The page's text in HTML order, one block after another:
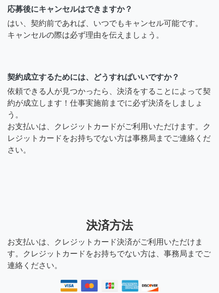
応募後にキャンセルはできますか？
はい、契約前であれば、いつでもキャンセル可能です。
キャンセルの際は必ず理由を伝えましょう。
契約成立するためには、どうすればいいですか？
依頼できる人が見つかったら、決済をすることによって契
約が成立します！仕事実施前までに必ず決済をしましょ
う。
お支払いは、クレジットカードがご利用いただけます。ク
レジットカードをお持ちでない方は事務局までご連絡くだ
さい。
決済方法
お支払いは、クレジットカード決済がご利用いただけま
す。クレジットカードをお持ちでない方は、事務局までご
連絡ください。